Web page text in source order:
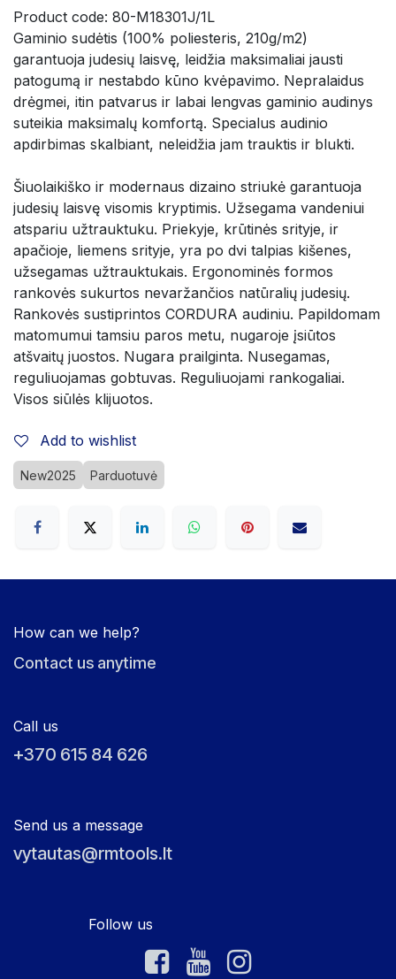
Product code: 80-M18301J/1L
Gaminio sudėtis (100% poliesteris, 210g/m2)
garantuoja judesių laisvę, leidžia maksimaliai jausti
patogumą ir nestabdo kūno kvėpavimo. Nepralaidus
drėgmei, itin patvarus ir labai lengvas gaminio audinys
suteikia maksimalų komfortą. Specialus audinio
apdirbimas skalbiant, neleidžia jam trauktis ir blukti.
Šiuolaikiško ir modernaus dizaino striukė garantuoja
judesių laisvę visomis kryptimis. Užsegama vandeniui
atspariu užtrauktuku. Priekyje, krūtinės srityje, ir
apačioje, liemens srityje, yra po dvi talpias kišenes,
užsegamas užtrauktukais. Ergonominės formos
rankovės sukurtos nevaržančios natūralių judesių.
Rankovės sustiprintos CORDURA audiniu. Papildomam
matomumui tamsiu paros metu, nugaroje įsiūtos
atšvaitų juostos. Nugara prailginta. Nusegamas,
reguliuojamas gobtuvas. Reguliuojami rankogaliai.
Visos siūlės klijuotos.
Add to wishlist
New2025 Parduotuvė
How can we help?
Contact us anytime
Call us
+370 615 84 626
Send us a message
vytautas@rmtools.lt
Follow us